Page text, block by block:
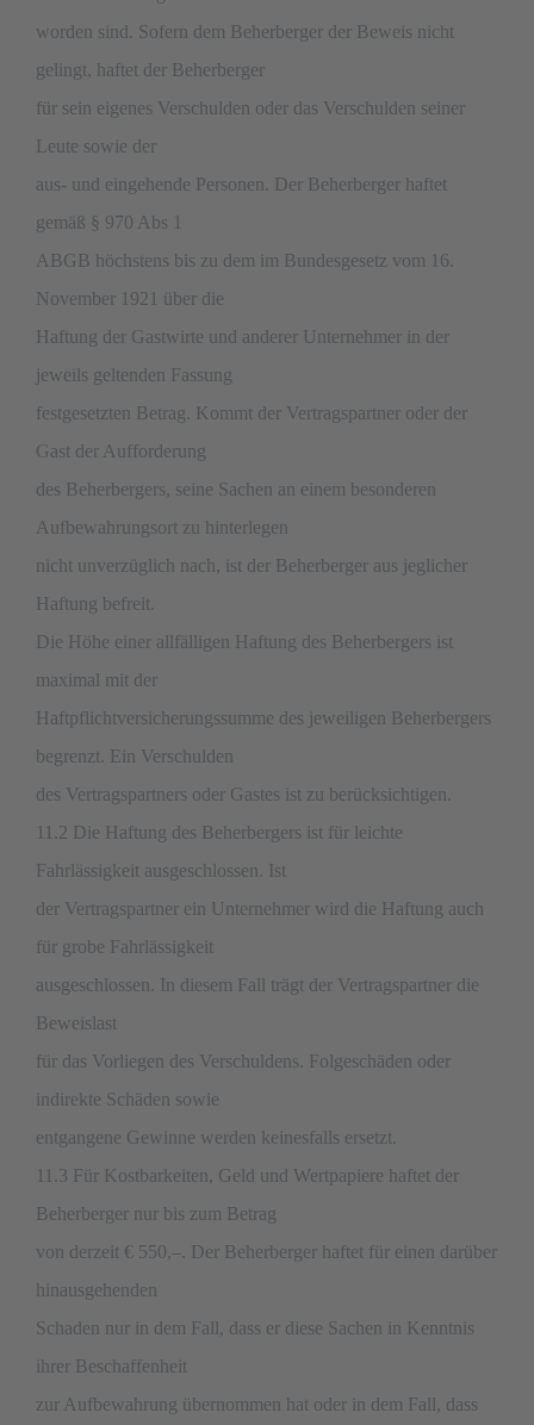
worden sind. Sofern dem Beherberger der Beweis nicht
gelingt, haftet der Beherberger
für sein eigenes Verschulden oder das Verschulden seiner
Leute sowie der
aus- und eingehende Personen. Der Beherberger haftet
gemäß § 970 Abs 1
ABGB höchstens bis zu dem im Bundesgesetz vom 16.
November 1921 über die
Haftung der Gastwirte und anderer Unternehmer in der
jeweils geltenden Fassung
festgesetzten Betrag. Kommt der Vertragspartner oder der
Gast der Aufforderung
des Beherbergers, seine Sachen an einem besonderen
Aufbewahrungsort zu hinterlegen
nicht unverzüglich nach, ist der Beherberger aus jeglicher
Haftung befreit.
Die Höhe einer allfälligen Haftung des Beherbergers ist
maximal mit der
Haftpflichtversicherungssumme des jeweiligen Beherbergers
begrenzt. Ein Verschulden
des Vertragspartners oder Gastes ist zu berücksichtigen.
11.2 Die Haftung des Beherbergers ist für leichte
Fahrlässigkeit ausgeschlossen. Ist
der Vertragspartner ein Unternehmer wird die Haftung auch
für grobe Fahrlässigkeit
ausgeschlossen. In diesem Fall trägt der Vertragspartner die
Beweislast
für das Vorliegen des Verschuldens. Folgeschäden oder
indirekte Schäden sowie
entgangene Gewinne werden keinesfalls ersetzt.
11.3 Für Kostbarkeiten, Geld und Wertpapiere haftet der
Beherberger nur bis zum Betrag
von derzeit € 550,–. Der Beherberger haftet für einen darüber
hinausgehenden
Schaden nur in dem Fall, dass er diese Sachen in Kenntnis
ihrer Beschaffenheit
zur Aufbewahrung übernommen hat oder in dem Fall, dass